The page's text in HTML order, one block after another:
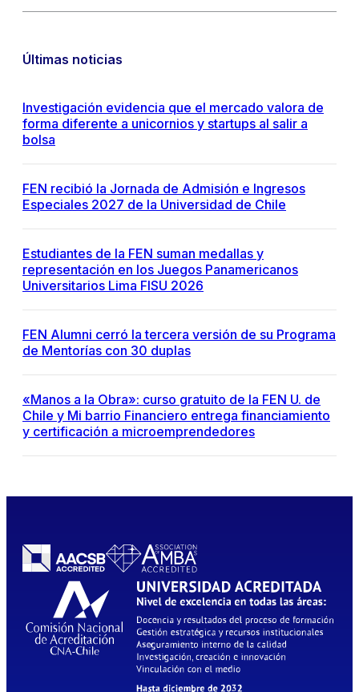
Últimas noticias
Investigación evidencia que el mercado valora de
forma diferente a unicornios y startups al salir a
bolsa
FEN recibió la Jornada de Admisión e Ingresos
Especiales 2027 de la Universidad de Chile
Estudiantes de la FEN suman medallas y
representación en los Juegos Panamericanos
Universitarios Lima FISU 2026
FEN Alumni cerró la tercera versión de su Programa
de Mentorías con 30 duplas
«Manos a la Obra»: curso gratuito de la FEN U. de
Chile y Mi barrio Financiero entrega financiamiento
y certificación a microemprendedores